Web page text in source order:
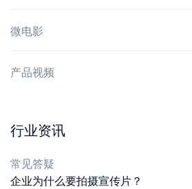
微电影
产品视频
行业资讯
常见答疑
企业为什么要拍摄宣传片？